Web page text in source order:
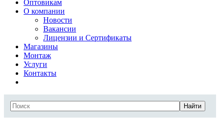
Оптовикам
О компании
Новости
Вакансии
Лицензии и Сертификаты
Магазины
Монтаж
Услуги
Контакты
Найти